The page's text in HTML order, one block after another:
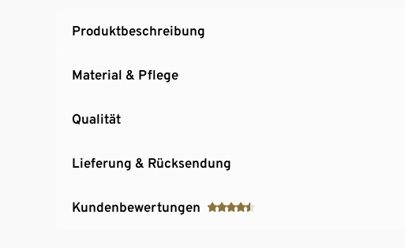
Produktbeschreibung
Material & Pflege
Qualität
Lieferung & Rücksendung
Kundenbewertungen